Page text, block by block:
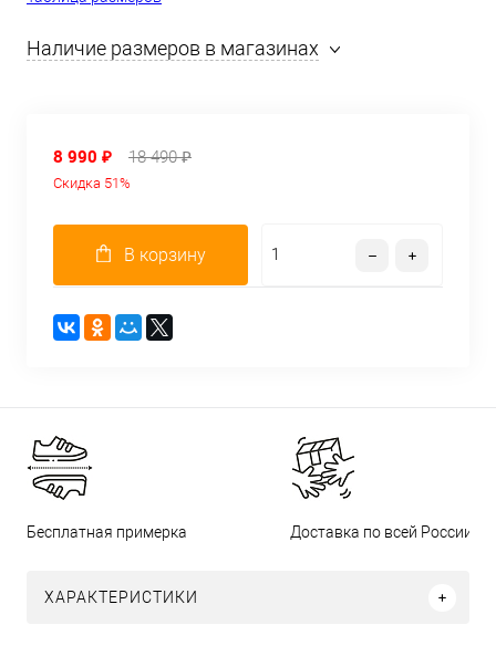
Наличие размеров в магазинах
8 990 ₽ 18 490 ₽
Скидка 51%
В корзину
Бесплатная примерка Доставка по всей России
ХАРАКТЕРИСТИКИ